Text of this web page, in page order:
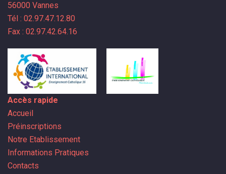
56000 Vannes
Tél : 02.97.47.12.80
Fax : 02.97.42.64.16
Accès rapide
Accueil
Préinscriptions
Notre Etablissement
Informations Pratiques
Contacts